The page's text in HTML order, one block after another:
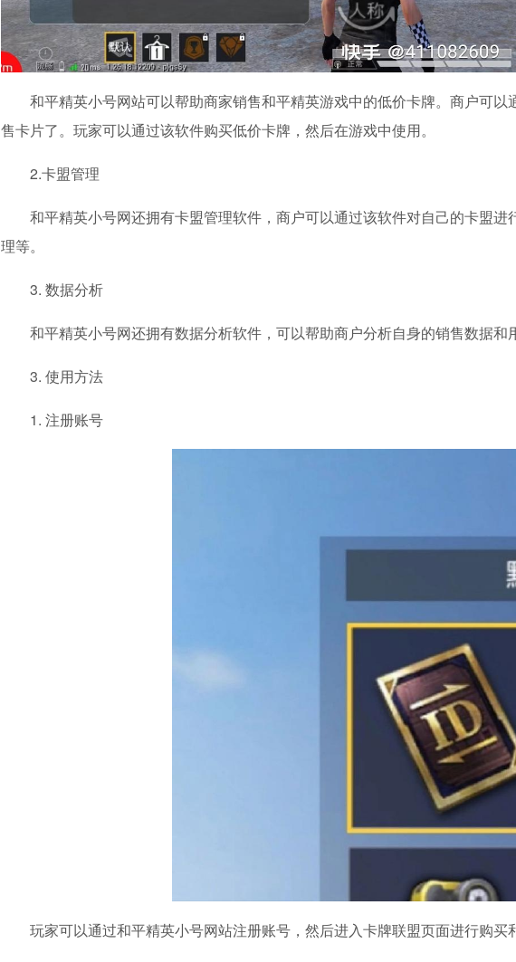
和平精英小号网站可以帮助商家销售和平精英游戏中的低价卡牌。商户可
售卡片了。玩家可以通过该软件购买低价卡牌，然后在游戏中使用。
2.卡盟管理
和平精英小号网还拥有卡盟管理软件，商户可以通过该软件对自己的卡盟
理等。
3. 数据分析
和平精英小号网还拥有数据分析软件，可以帮助商户分析自身的销售数据
3. 使用方法
1. 注册账号
玩家可以通过和平精英小号网站注册账号，然后进入卡牌联盟页面进行购买